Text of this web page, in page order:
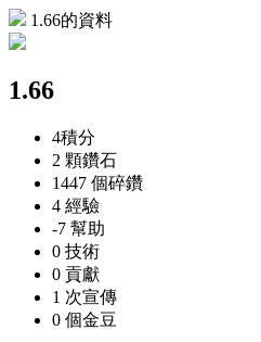
1.66的資料
1.66
4積分
2 顆鑽石
1447 個碎鑽
4 經驗
-7 幫助
0 技術
0 貢獻
1 次宣傳
0 個金豆